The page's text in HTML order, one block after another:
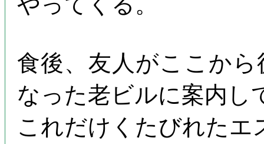
食後、友人がここか
なった老ビルに案内し
これだけくたびれたエ